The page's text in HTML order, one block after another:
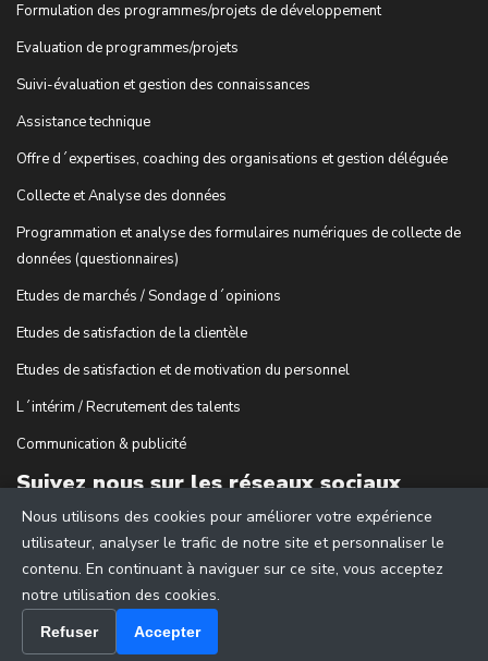
Formulation des programmes/projets de développement
Evaluation de programmes/projets
Suivi-évaluation et gestion des connaissances
Assistance technique
Offre d´expertises, coaching des organisations et gestion déléguée
Collecte et Analyse des données
Programmation et analyse des formulaires numériques de collecte de
données (questionnaires)
Etudes de marchés / Sondage d´opinions
Etudes de satisfaction de la clientèle
Etudes de satisfaction et de motivation du personnel
L´intérim / Recrutement des talents
Communication & publicité
Suivez nous sur les réseaux sociaux
Nous utilisons des cookies pour améliorer votre expérience
utilisateur, analyser le trafic de notre site et personnaliser le
contenu. En continuant à naviguer sur ce site, vous acceptez
notre utilisation des cookies.
Refuser Accepter